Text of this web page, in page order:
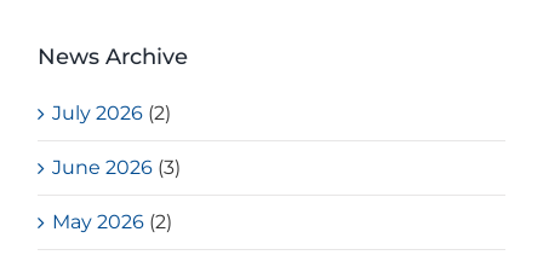
News Archive
July 2026 (2)
June 2026 (3)
May 2026 (2)